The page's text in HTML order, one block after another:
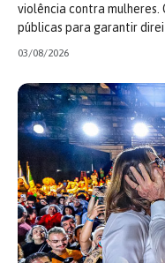
violência contra
públicas para garantir
03/08/2026